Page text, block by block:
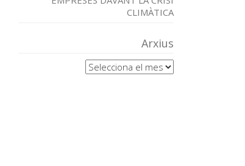
CLIMÀTICA
Arxius
Arxius